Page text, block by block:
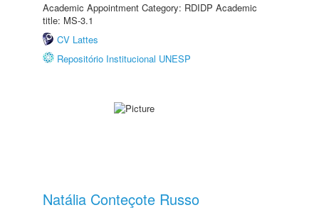
Academic Appointment Category: RDIDP Academic
title: MS-3.1
CV Lattes
Repositório Institucional UNESP
Natália Conteçote Russo